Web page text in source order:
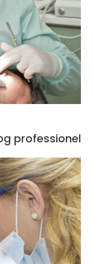
professionel